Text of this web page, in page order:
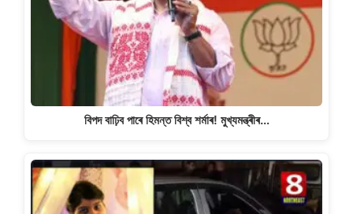
বিপদ বাঢ়িব পাৰে হিমন্ত বিশ্ব শৰ্মাৰ! মুখ্যমন্ত্ৰীৰ…